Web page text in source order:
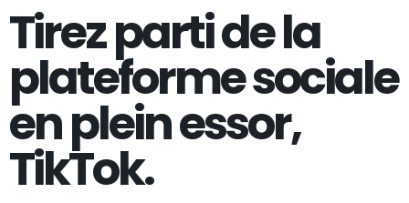
Tirez parti de la
plateforme sociale
en plein essor,
TikTok.